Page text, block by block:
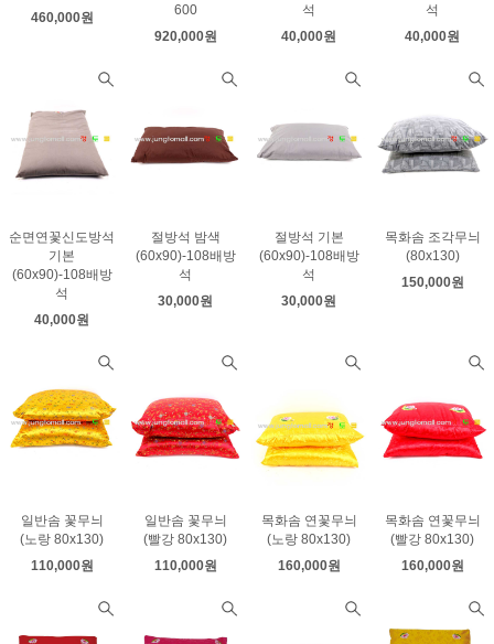
460,000원
600
920,000원
석
40,000원
석
40,000원
순면연꽃신도방석
기본
(60x90)-108배방
석
40,000원
절방석 밤색
(60x90)-108배방
석
30,000원
절방석 기본
(60x90)-108배방
석
30,000원
목화솜 조각무늬
(80x130)
150,000원
일반솜 꽃무늬
(노랑 80x130)
110,000원
일반솜 꽃무늬
(빨강 80x130)
110,000원
목화솜 연꽃무늬
(노랑 80x130)
160,000원
목화솜 연꽃무늬
(빨강 80x130)
160,000원